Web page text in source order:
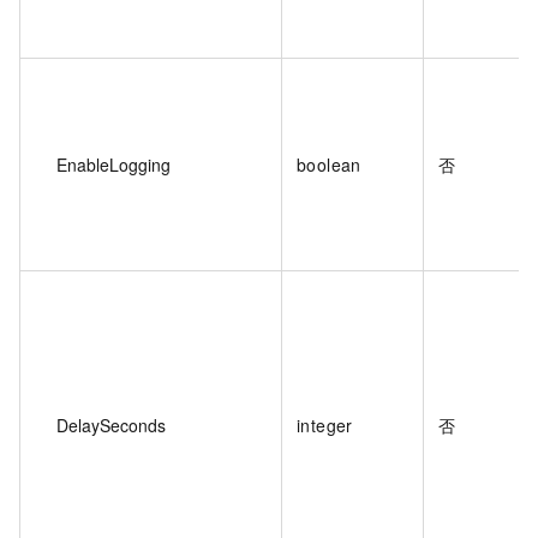
EnableLogging boolean 否
DelaySeconds integer 否